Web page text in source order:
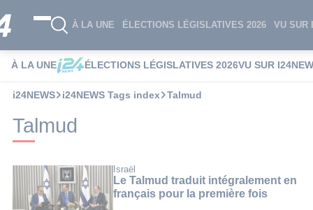
À LA UNE ÉLECTIONS LÉGISLATIVES 2026 VU SUR
À LA UNE ÉLECTIONS LÉGISLATIVES 2026VU SUR
i24NEWS i24NEWS Tags index Talmud
Talmud
Israël
Le Talmud traduit intégralement en
français pour la première fois